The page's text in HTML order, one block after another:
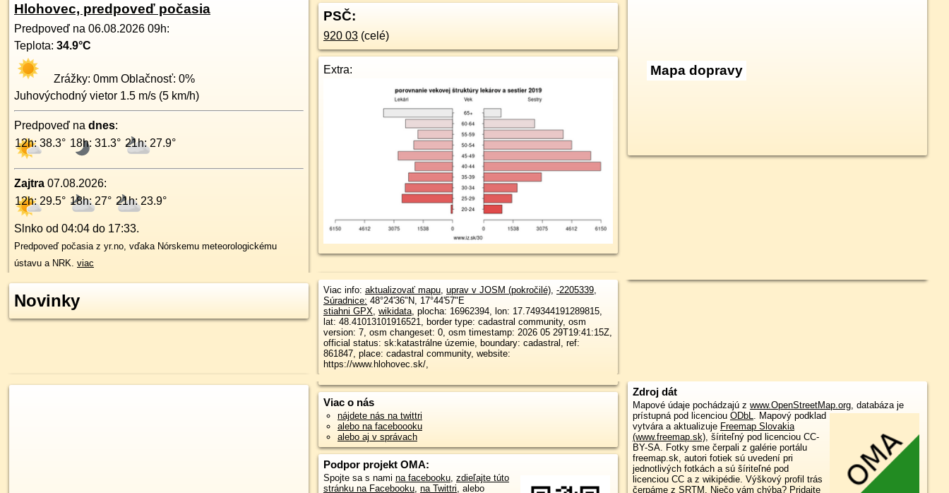
Hlohovec, predpoveď počasia
Predpoveď na 06.08.2026 09h:
Teplota: 34.9°C
Zrážky: 0mm Oblačnosť: 0%
Juhovýchodný vietor 1.5 m/s (5 km/h)
Predpoveď na dnes:
12h: 38.3° 18h: 31.3° 21h: 27.9°
Zajtra 07.08.2026:
12h: 29.5° 18h: 27° 21h: 23.9°
Slnko od 04:04 do 17:33.
Predpoveď počasia z yr.no, vďaka Nórskemu meteorologickému
ústavu a NRK. viac
PSČ:
920 03(celé)
Extra: Mapa dopravy
Novinky
Viac info: aktualizovať mapu, uprav v JOSM (pokročilé), -2205339,
Súradnice: 48°24'36"N, 17°44'57"E
stiahni GPX wikidata, plocha: 16962394, lon: 17.749344191289815,
lat: 48.41013101916521, border type: cadastral community, osm
version: 7, osm changeset: 0, osm timestamp: 2026 05 29T19:41:15Z,
official status: sk:katastrálne územie, boundary: cadastral, ref:
861847, place: cadastral community, website:
https://www.hlohovec.sk/,
Viac o nás
nájdete nás na twittri
alebo na faceboooku
alebo aj v správach
Podpor projekt OMA:
Spojte sa s nami na facebooku, zdieľajte túto
stránku na Facebooku, na Twittri , alebo
Zdroj dát
Mapové údaje pochádzajú z www.OpenStreetMap.org, databáza je
prístupná pod licenciou ODbL
Mapový podklad
vytvára a aktualizuje Freemap Slovakia
(www.freemap.sk), šíriteľný pod licenciou CC-
BY-SA. Fotky sme čerpali z galérie portálu
freemap.sk, autori fotiek sú uvedení pri
jednotlivých fotkách a sú šíriteľné pod
licenciou CC a z wikipédie. Výškový profil trás
čerpáme z SRTM . Niečo vám chýba? Pridajte